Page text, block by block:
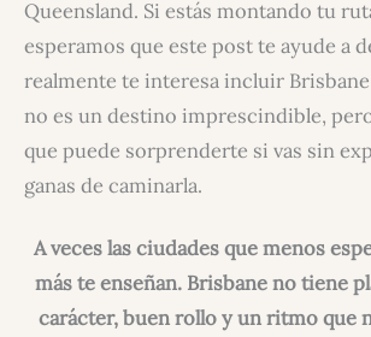
Queensland. Si estás montando tu
esperamos que este post te ayude a
realmente te interesa incluir
no es un destino imprescindible,
que puede sorprenderte si vas sin
ganas de caminarla.
A veces las ciudades que menos
más te enseñan. Brisbane no tiene
carácter, buen rollo y un ritmo que